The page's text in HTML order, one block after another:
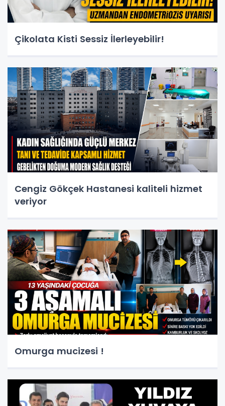
Çikolata Kisti Sessiz İlerleyebilir!
Cengiz Gökçek Hastanesi kaliteli hizmet
veriyor
Omurga mucizesi !